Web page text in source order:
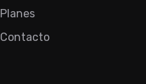
Planes
Contacto